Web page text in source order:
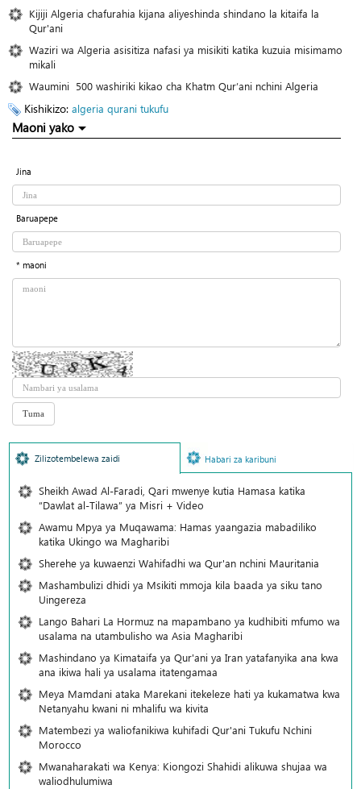
Kijiji Algeria chafurahia kijana aliyeshinda shindano la kitaifa la
Qur'ani
Waziri wa Algeria asisitiza nafasi ya misikiti katika kuzuia misimamo
mikali
Waumini 500 washiriki kikao cha Khatm Qur’ani nchini Algeria
Kishikizo: algeria qurani tukufu
Maoni yako
Jina
Baruapepe
* maoni
Zilizotembelewa zaidi Habari za karibuni
Sheikh Awad Al-Faradi, Qari mwenye kutia Hamasa katika
“Dawlat al-Tilawa” ya Misri + Video
Awamu Mpya ya Muqawama: Hamas yaangazia mabadiliko
katika Ukingo wa Magharibi
Sherehe ya kuwaenzi Wahifadhi wa Qur'an nchini Mauritania
Mashambulizi dhidi ya Msikiti mmoja kila baada ya siku tano
Uingereza
Lango Bahari La Hormuz na mapambano ya kudhibiti mfumo wa
usalama na utambulisho wa Asia Magharibi
Mashindano ya Kimataifa ya Qur'ani ya Iran yatafanyika ana kwa
ana ikiwa hali ya usalama itatengamaa
Meya Mamdani ataka Marekani itekeleze hati ya kukamatwa kwa
Netanyahu kwani ni mhalifu wa kivita
Matembezi ya waliofanikiwa kuhifadi Qur'ani Tukufu Nchini
Morocco
Mwanaharakati wa Kenya: Kiongozi Shahidi alikuwa shujaa wa
waliodhulumiwa